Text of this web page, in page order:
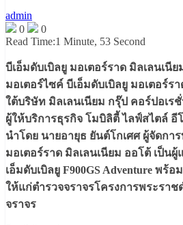
admin
0
0
Read Time:1 Minute, 53 Second
บีเอ็มดับเบิลยู มอเตอร์ราด มิลเลนเนี
มอเตอร์ไซค์ บีเอ็มดับเบิลยู มอเตอร์ร
ใต้บริษัท มิลเลนเนียม กรุ๊ป คอร์ปอเร
ผู้ให้บริการธุรกิจ โมบิลิตี้ ไลฟ์สไตล์ อี
นำโดย นายอายุธ ยันต์โกเศศ ผู้จัดกา
มอเตอร์ราด มิลเลนเนียม ออโต้ เป็น
เอ็มดับเบิลยู F900GS Adventure พร้
ให้แก่ตำรวจจราจรโครงการพระราช
จราจร